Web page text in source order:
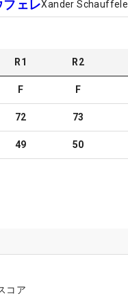
フェレXander Schauffele
R1 R2
F F
72 73
49 50
コア